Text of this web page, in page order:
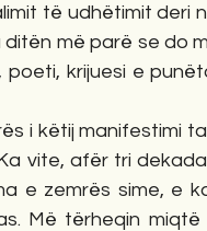
të udhëtimit deri
më parë se do
krijuesi e
i këtij manifestimi
vite, afër tri
e zemrës sime, e
Më tërheqin miqtë